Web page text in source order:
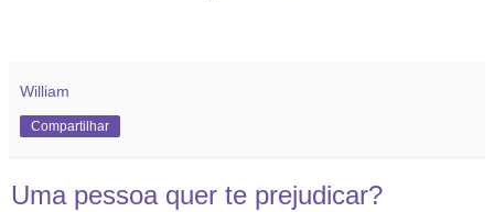
William
Compartilhar
Uma pessoa quer te prejudicar?